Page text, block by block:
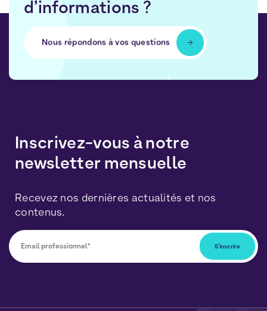
d’informations ?
Nous répondons à vos questions
Inscrivez-vous à notre
newsletter mensuelle
Recevez nos dernières actualités et nos
contenus.
données seront traitées conformément à notre